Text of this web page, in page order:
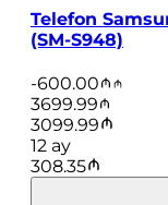
Telefon
(SM-S948)
-600.00
3699.99
3099.99
12 ay
308.35